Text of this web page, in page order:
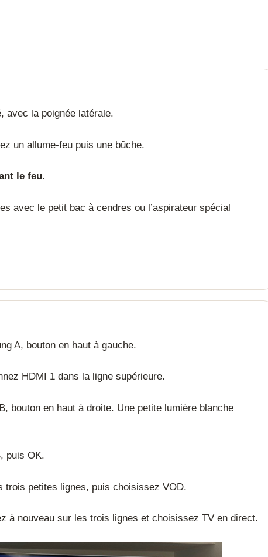
avec la poignée latérale.
un allume-feu puis une bûche.
le feu.
avec le petit bac à cendres ou l’aspirateur spécial
A, bouton en haut à gauche.
HDMI 1 dans la ligne supérieure.
bouton en haut à droite. Une petite lumière blanche
puis OK.
trois petites lignes, puis choisissez VOD.
à nouveau sur les trois lignes et choisissez TV en direct.